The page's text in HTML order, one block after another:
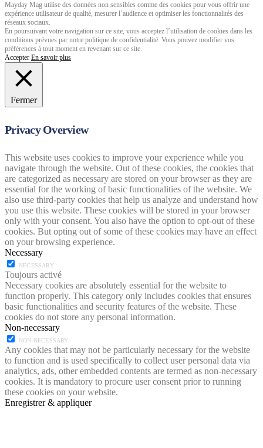
Mayday Mag utilise des données non sensibles comme des cookies pour vous offrir une
expérience utilisateur de qualité, mesurer l’audience et optimiser les fonctionnalités des
réseaux sociaux.
En poursuivant votre navigation sur ce site, vous acceptez l’utilisation de cookies dans les
conditions prévues par notre politique de confidentialité. Vous pouvez modifier vos
préférences à tout moment en revenant sur ce site.
Accepter En savoir plus
Fermer
Privacy Overview
This website uses cookies to improve your experience while you
navigate through the website. Out of these cookies, the cookies that
are categorized as necessary are stored on your browser as they are
essential for the working of basic functionalities of the website. We
also use third-party cookies that help us analyze and understand how
you use this website. These cookies will be stored in your browser
only with your consent. You also have the option to opt-out of these
cookies. But opting out of some of these cookies may have an effect
on your browsing experience.
Necessary
NECESSARY
Toujours activé
Necessary cookies are absolutely essential for the website to
function properly. This category only includes cookies that ensures
basic functionalities and security features of the website. These
cookies do not store any personal information.
Non-necessary
NON-NECESSARY
Any cookies that may not be particularly necessary for the website
to function and is used specifically to collect user personal data via
analytics, ads, other embedded contents are termed as non-necessary
cookies. It is mandatory to procure user consent prior to running
these cookies on your website.
Enregistrer & appliquer